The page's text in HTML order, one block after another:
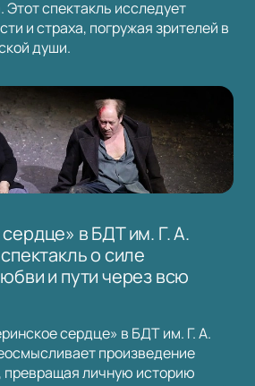
спектакль исследует
и страха, погружая зрителей в
души.
в БДТ им. Г. А.
о силе
и пути через всю
сердце» в БДТ им. Г. А.
произведение
личную историю